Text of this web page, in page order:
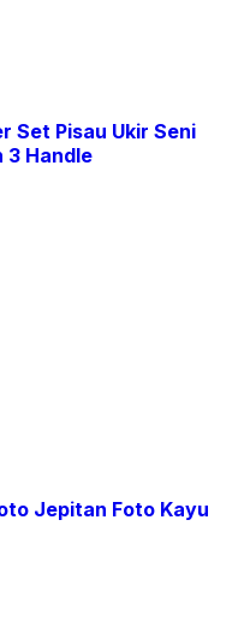
Set Pisau Ukir Seni
3 Handle
Jepitan Foto Kayu